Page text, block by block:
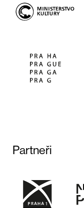
Partneři